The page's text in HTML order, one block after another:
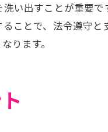
い出すことが重要
ことで、法令遵守
ります。